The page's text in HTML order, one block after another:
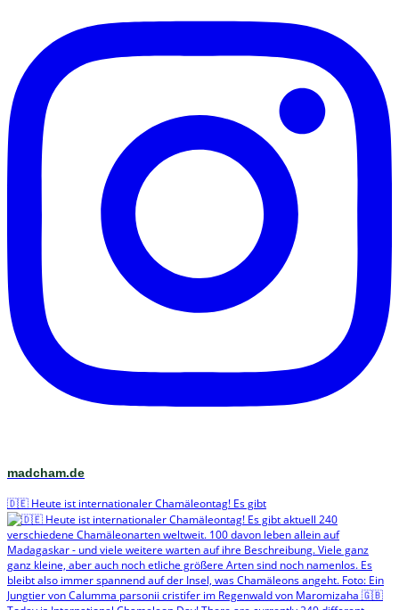
madcham.de
🇩🇪 Heute ist internationaler Chamäleontag! Es gibt